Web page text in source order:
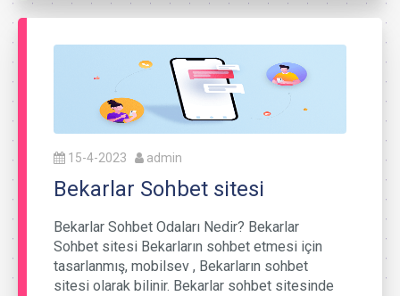
15-4-2023 admin
Bekarlar Sohbet sitesi
Bekarlar Sohbet Odaları Nedir? Bekarlar
Sohbet sitesi Bekarların sohbet etmesi için
tasarlanmış, mobilsev , Bekarların sohbet
sitesi olarak bilinir. Bekarlar sohbet sitesinde